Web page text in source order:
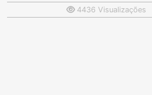
4436 Visualizações